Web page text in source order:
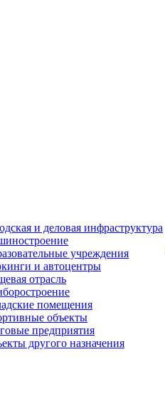
и деловая инфраструктура
учреждения
и автоцентры
отрасль
помещения
объекты
предприятия
другого назначения